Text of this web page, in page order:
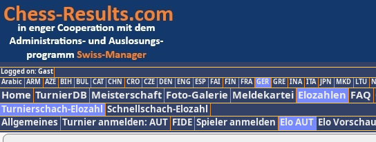
Logged on: Gast
Arabic ARM AZE BIH BUL CAT CHN CRO CZE DEN ENG ESP FAI FIN FRA GER GRE INA ITA JPN MKD LTU
Home TurnierDB Meisterschaft Foto-Galerie Meldekartei Elozahlen FAQ
Turnierschach-Elozahl Schnellschach-Elozahl
Allgemeines Turnier anmelden: AUT FIDE Spieler anmelden Elo AUT Elo Vorschau